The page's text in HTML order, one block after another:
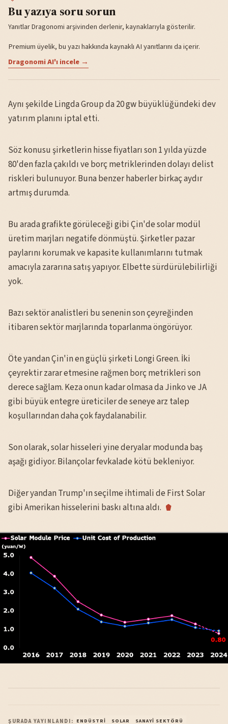
Bu yazıya soru sorun
Yanıtlar Dragonomi arşivinden derlenir, kaynaklarıyla gösterilir.
Premium üyelik, bu yazı hakkında kaynaklı AI yanıtlarını da içerir.
Dragonomi AI'ı incele →
Aynı şekilde Lingda Group da 20 gw büyüklüğündeki dev
yatırım planını iptal etti.
Söz konusu şirketlerin hisse fiyatları son 1 yılda yüzde
80'den fazla çakıldı ve borç metriklerinden dolayı delist
riskleri bulunuyor. Buna benzer haberler birkaç aydır
artmış durumda.
Bu arada grafikte görüleceği gibi Çin'de solar modül
üretim marjları negatife dönmüştü. Şirketler pazar
paylarını korumak ve kapasite kullanımlarını tutmak
amacıyla zararına satış yapıyor. Elbette sürdürülebilirliği
yok.
Bazı sektör analistleri bu senenin son çeyreğinden
itibaren sektör marjlarında toparlanma öngörüyor.
Öte yandan Çin'in en güçlü şirketi Longi Green. İki
çeyrektir zarar etmesine rağmen borç metrikleri son
derece sağlam. Keza onun kadar olmasa da Jinko ve JA
gibi büyük entegre üreticiler de seneye arz talep
koşullarından daha çok faydalanabilir.
Son olarak, solar hisseleri yine deryalar modunda baş
aşağı gidiyor. Bilançolar fevkalade kötü bekleniyor.
Diğer yandan Trump'ın seçilme ihtimali de First Solar
gibi Amerikan hisselerini baskı altına aldı.
ŞURADA YAYINLANDI: ENDÜSTRI SOLAR SANAYI SEKTÖRÜ